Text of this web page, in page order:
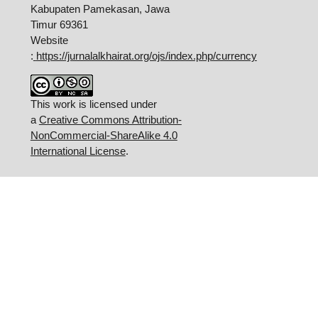
Kabupaten Pamekasan, Jawa
Timur 69361
Website
: https://jurnalalkhairat.org/ojs/index.php/currency
This work is licensed under
a Creative Commons Attribution-
NonCommercial-ShareAlike 4.0
International License.